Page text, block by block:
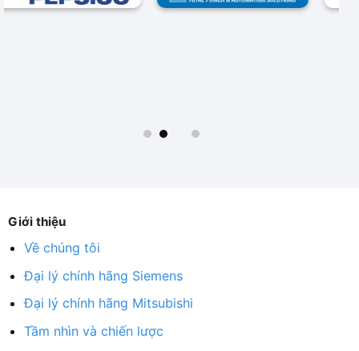
Giới thiệu
Về chúng tôi
Đại lý chính hãng Siemens
Đại lý chính hãng Mitsubishi
Tầm nhìn và chiến lược